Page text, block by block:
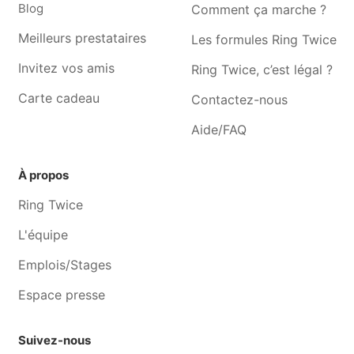
Toilettage pour chien
Toilettage pour chien
Toilettage pour chien Hyon
Toilettage pour chien Nimy
Toilettage pour chien
Quévy-le-grand
Toilettage pour chien
Jurbise
Basècles
Blog
Meilleurs prestataires
Invitez vos amis
Carte cadeau
Comment ça marche ?
Les formules Ring Twice
Ring Twice, c’est légal ?
Contactez-nous
Aide/FAQ
À propos
Ring Twice
L'équipe
Emplois/Stages
Espace presse
Suivez-nous